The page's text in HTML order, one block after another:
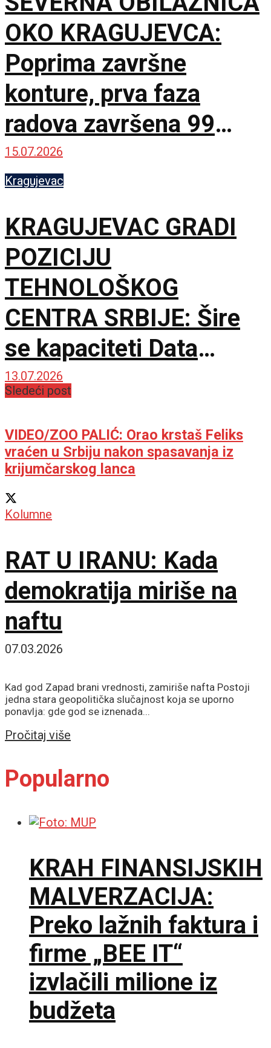
OKO KRAGUJEVCA:
Poprima završne
konture, prva faza
radova završena 99
odsto
15.07.2026
Kragujevac
KRAGUJEVAC GRADI
POZICIJU
TEHNOLOŠKOG
CENTRA SRBIJE: Šire
se kapaciteti Data
centra, stižu nove IT
13.07.2026
Sledeći post
VIDEO/ZOO PALIĆ: Orao krstaš Feliks
vraćen u Srbiju nakon spasavanja iz
krijumčarskog lanca
Kolumne
RAT U IRANU: Kada
demokratija miriše na
naftu
07.03.2026
Kad god Zapad brani vrednosti, zamiriše nafta Postoji
jedna stara geopolitička slučajnost koja se uporno
ponavlja: gde god se iznenada...
Pročitaj više
Popularno
KRAH FINANSIJSKIH
MALVERZACIJA:
Preko lažnih faktura i
firme „BEE IT“
izvlačili milione iz
budžeta